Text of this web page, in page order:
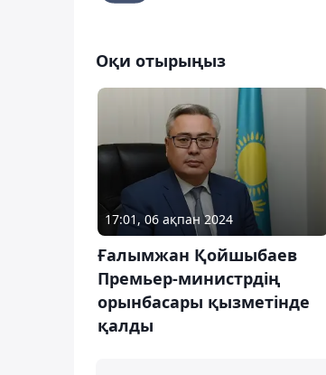
Оқи отырыңыз
17:01, 06 ақпан 2024
Ғалымжан Қойшыбаев
Премьер-министрдің
орынбасары қызметінде
қалды